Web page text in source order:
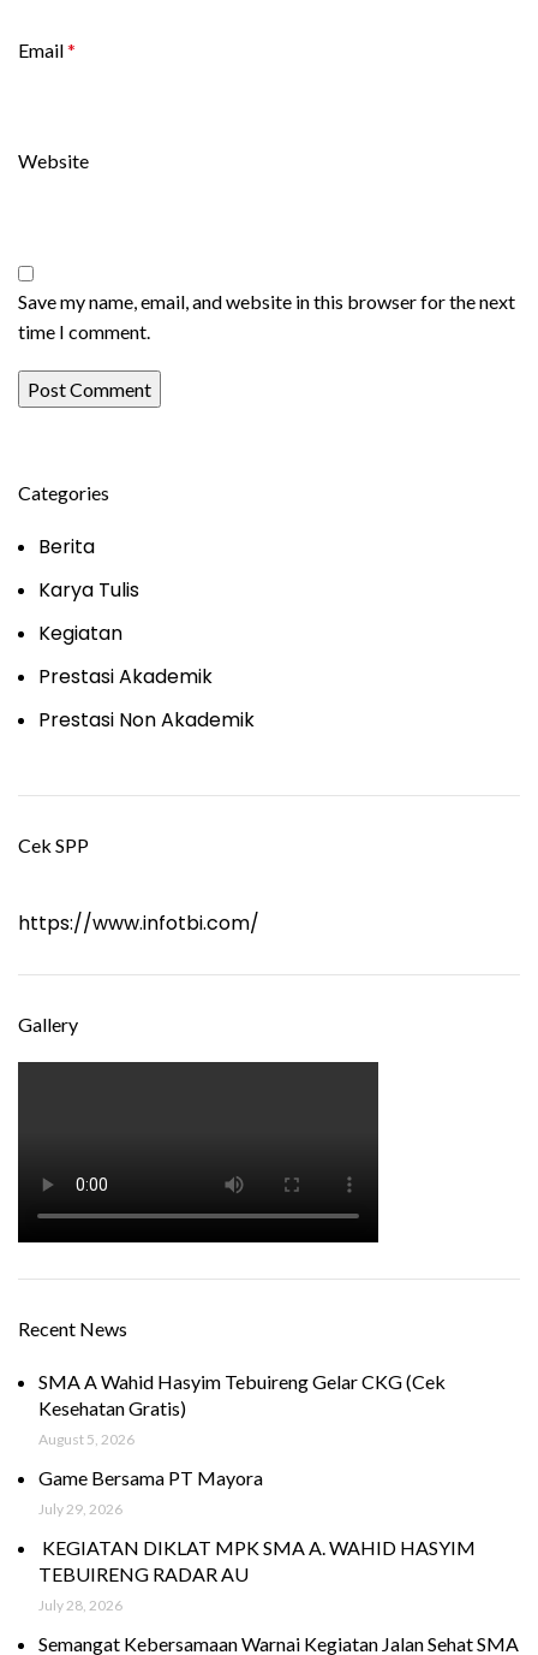
Email*
Website
Save my name, email, and website in this browser for the next
time I comment.
Categories
Berita
Karya Tulis
Kegiatan
Prestasi Akademik
Prestasi Non Akademik
Cek SPP
https://www.infotbi.com/
Gallery
Recent News
SMA A Wahid Hasyim Tebuireng Gelar CKG (Cek
Kesehatan Gratis)
August 5, 2026
Game Bersama PT Mayora
July 29, 2026
KEGIATAN DIKLAT MPK SMA A. WAHID HASYIM
TEBUIRENG RADAR AU
July 28, 2026
Semangat Kebersamaan Warnai Kegiatan Jalan Sehat SMA